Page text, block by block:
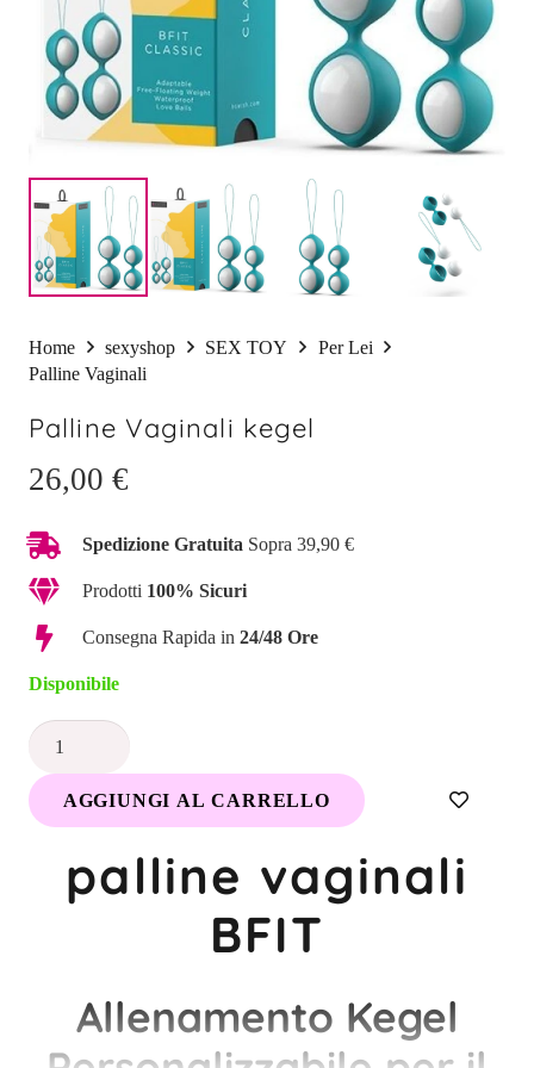
Home sexyshop SEX TOY
Per Lei
Palline Vaginali
Palline Vaginali kegel
26,00 €
Spedizione Gratuita Sopra 39,90 €
Prodotti 100% Sicuri
Consegna Rapida in 24/48 Ore
Disponibile
Palline
kegelAGGIUNGI AL CARRELLO
palline vaginali
BFIT
Allenamento Kegel